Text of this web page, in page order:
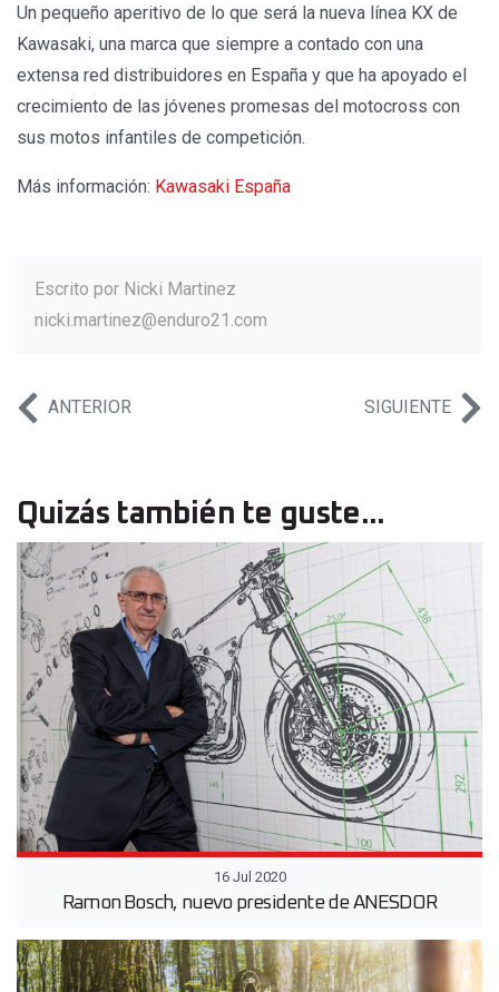
Un pequeño aperitivo de lo que será la nueva línea KX de
Kawasaki, una marca que siempre a contado con una
extensa red distribuidores en España y que ha apoyado el
crecimiento de las jóvenes promesas del motocross con
sus motos infantiles de competición.
Más información: Kawasaki España
Escrito por Nicki Martinez
nicki.martinez@enduro21.com
ANTERIOR SIGUIENTE
Quizás también te guste...
16 Jul 2020
Ramon Bosch, nuevo presidente de ANESDOR